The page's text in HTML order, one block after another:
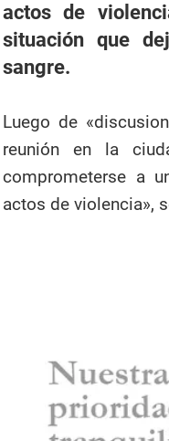
actos de
situación que
sangre.
Luego de
reunión en la
comprometerse a
actos de violencia»,